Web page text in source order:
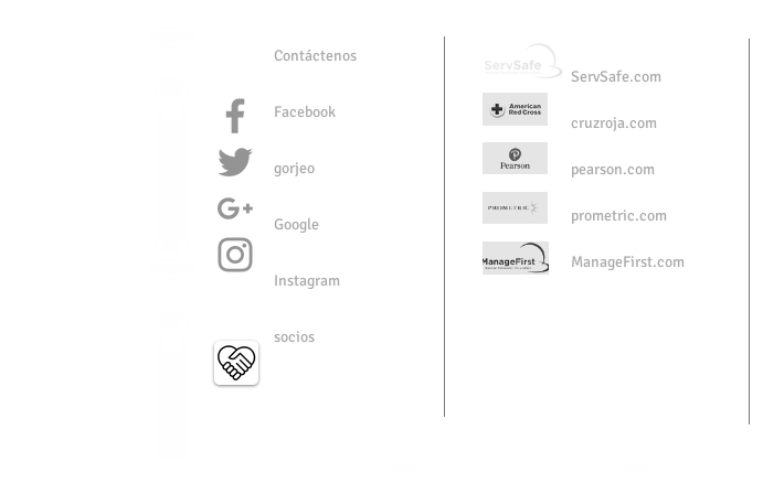
Contáctenos
Facebook
gorjeo
Google
Instagram
socios
ServSafe.com
cruzroja.com
pearson.com
prometric.com
ManageFirst.com